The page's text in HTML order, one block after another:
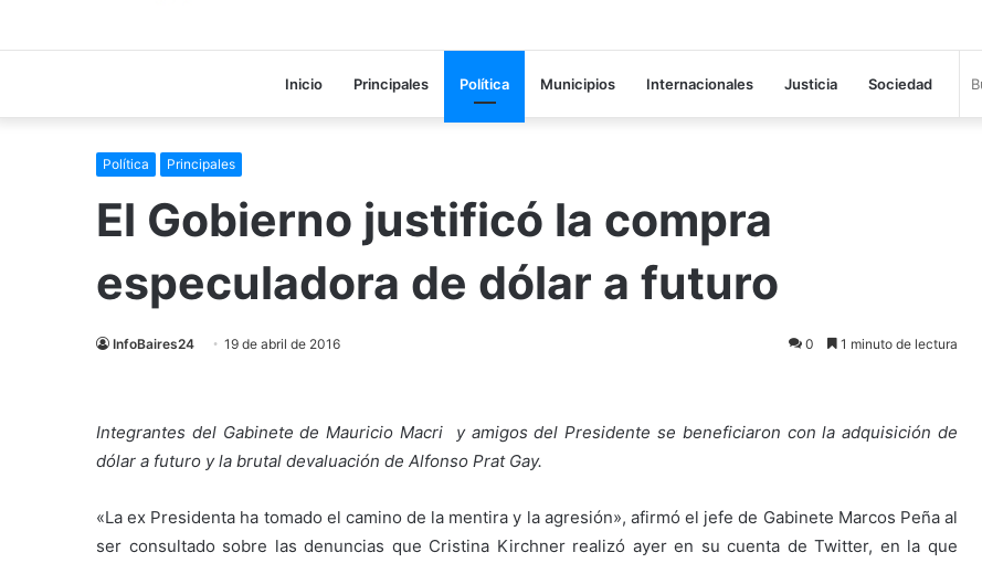
Inicio Principales Política Municipios Internacionales Justicia Sociedad
Política Principales
El Gobierno justificó la compra
especuladora de dólar a futuro
InfoBaires24 19 de abril de 2016 0 1 minuto de lectura
Integrantes del Gabinete de Mauricio Macri y amigos del Presidente se beneficiaron con la adquisición de
dólar a futuro y la brutal devaluación de Alfonso Prat Gay.
«La ex Presidenta ha tomado el camino de la mentira y la agresión», afirmó el jefe de Gabinete Marcos Peña al
ser consultado sobre las denuncias que Cristina Kirchner realizó ayer en su cuenta de Twitter, en la que